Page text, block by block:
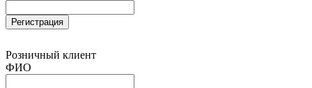
Регистрация
Розничный клиент
ФИО